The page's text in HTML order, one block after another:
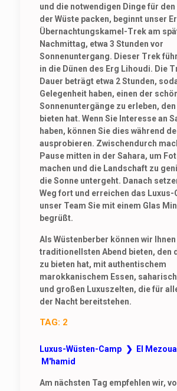
und die notwendigen Dinge für den
der Wüste packen, beginnt unser
Übernachtungskamel-Trek am
Nachmittag, etwa 3 Stunden vor
Sonnenuntergang. Dieser Trek
in die Dünen des Erg Lihoudi. Die
Dauer beträgt etwa 2 Stunden,
Gelegenheit haben, einen der
Sonnenuntergänge zu erleben,
bieten hat. Wenn Sie Interesse an
haben, können Sie dies während
ausprobieren. Zwischendurch
Pause mitten in der Sahara, um
machen und die Landschaft zu
die Sonne untergeht. Danach
Weg fort und erreichen das Luxus-
unser Team Sie mit einem Glas
begrüßt.
Als Wüstenberber können wir Ihnen
traditionellsten Abend bieten, den
zu bieten hat, mit authentischem
marokkanischem Essen,
und großen Luxuszelten, die für
der Nacht bereitstehen.
TAG: 2
Luxus-Wüsten-Camp ❯ El
M'hamid
Am nächsten Tag empfehlen wir,